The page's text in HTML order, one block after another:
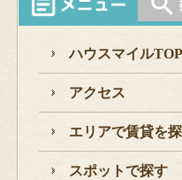
ハウスマイルTOP
アクセス
エリアで賃貸を
スポットで探す